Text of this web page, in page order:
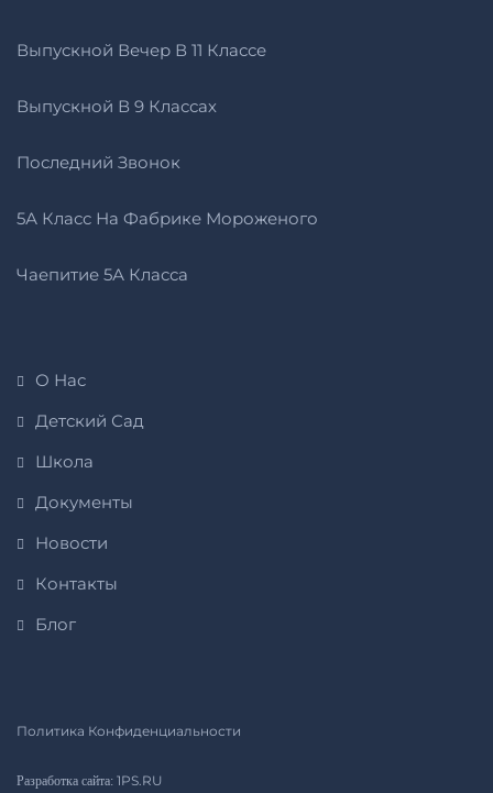
Выпускной Вечер В 11 Классе
Выпускной В 9 Классах
Последний Звонок
5А Класс На Фабрике Мороженого
Чаепитие 5А Класса
О Нас
Детский Сад
Школа
Документы
Новости
Контакты
Блог
Разработка сайта: 1PS.RU
Политика Конфиденциальности